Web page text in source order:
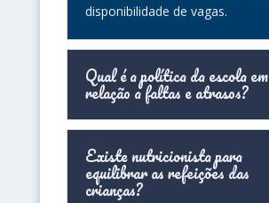
disponibilidade de vagas.
Qual é a política da escola em
relação a faltas e atrasos?
Existe nutricionista para
equilibrar as refeições das
crianças?